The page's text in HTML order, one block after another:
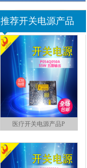
推荐开关电源产品
500w雕刻机开关电源
医疗开关电源产品P